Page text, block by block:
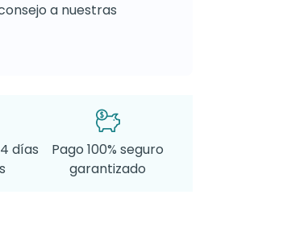
a nuestras
días
Pago 100% seguro
garantizado